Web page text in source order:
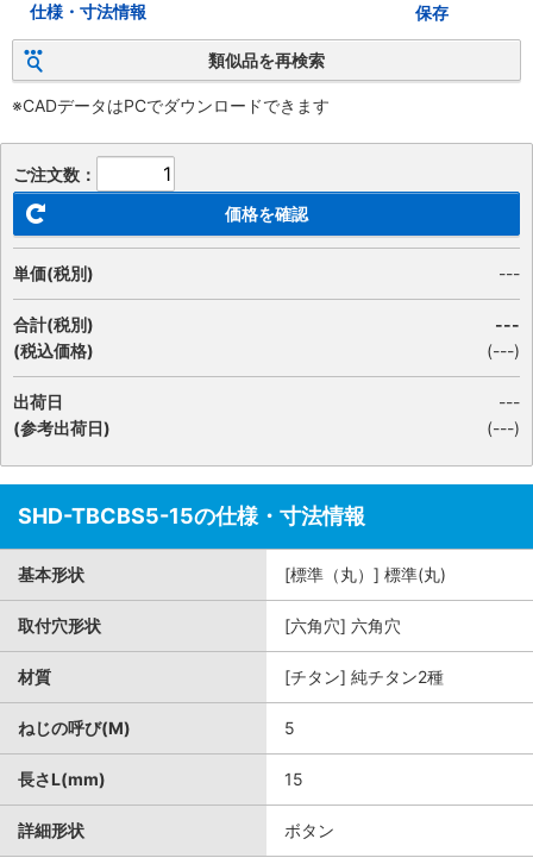
仕様・寸法情報 保存
類似品を再検索
※CADデータはPCでダウンロードできます
ご注文数：
価格を確認
単価(税別) ---
合計(税別)
(税込価格)
---
(---)
出荷日
(参考出荷日)
---
(---)
SHD-TBCBS5-15の仕様・寸法情報
基本形状 [標準（丸）] 標準(丸)
取付穴形状 [六角穴] 六角穴
材質 [チタン] 純チタン2種
ねじの呼び(M) 5
長さL(mm) 15
詳細形状 ボタン